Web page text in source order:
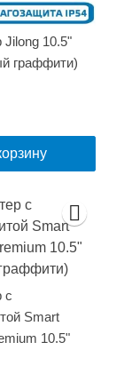
Jilong 10.5"
граффити)
с
Smart
10.5"